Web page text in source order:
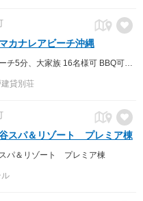
カナレアビーチ沖縄
大人気アラハビーチ5分、大家族 16名様可 BBQ可 高級別荘 コロナ対策抗菌施工
貸別荘
スパ＆リゾート プレミア棟
パ＆リゾート プレミア棟
ル